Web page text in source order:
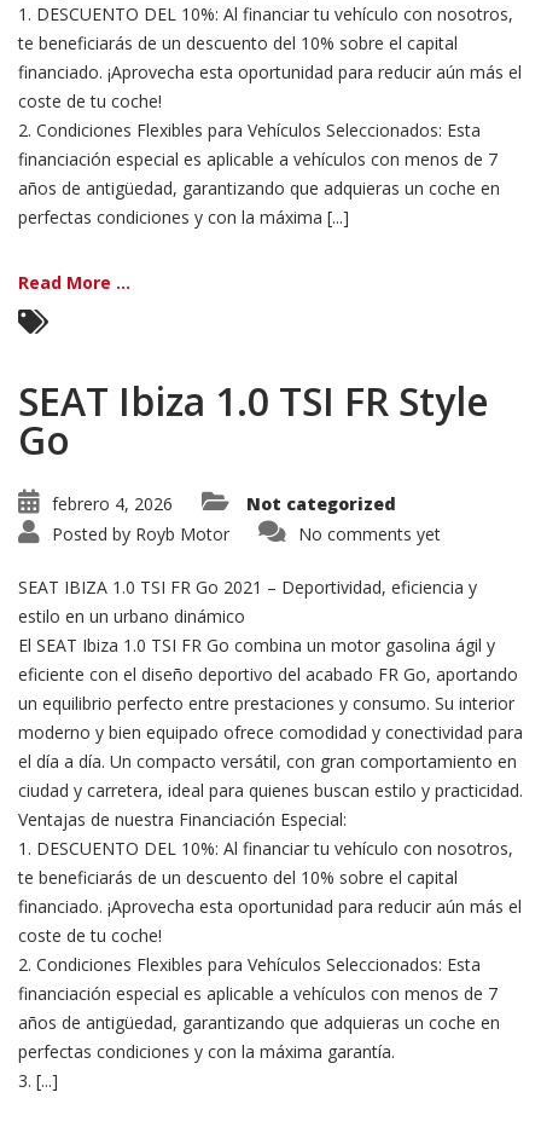
1. DESCUENTO DEL 10%: Al financiar tu vehículo con nosotros,
te beneficiarás de un descuento del 10% sobre el capital
financiado. ¡Aprovecha esta oportunidad para reducir aún más el
coste de tu coche!
2. Condiciones Flexibles para Vehículos Seleccionados: Esta
financiación especial es aplicable a vehículos con menos de 7
años de antigüedad, garantizando que adquieras un coche en
perfectas condiciones y con la máxima [...]
Read More ...
SEAT Ibiza 1.0 TSI FR Style
Go
febrero 4, 2026
Not categorized
Posted by Royb Motor No comments yet
SEAT IBIZA 1.0 TSI FR Go 2021 – Deportividad, eficiencia y
estilo en un urbano dinámico
El SEAT Ibiza 1.0 TSI FR Go combina un motor gasolina ágil y
eficiente con el diseño deportivo del acabado FR Go, aportando
un equilibrio perfecto entre prestaciones y consumo. Su interior
moderno y bien equipado ofrece comodidad y conectividad para
el día a día. Un compacto versátil, con gran comportamiento en
ciudad y carretera, ideal para quienes buscan estilo y practicidad.
Ventajas de nuestra Financiación Especial:
1. DESCUENTO DEL 10%: Al financiar tu vehículo con nosotros,
te beneficiarás de un descuento del 10% sobre el capital
financiado. ¡Aprovecha esta oportunidad para reducir aún más el
coste de tu coche!
2. Condiciones Flexibles para Vehículos Seleccionados: Esta
financiación especial es aplicable a vehículos con menos de 7
años de antigüedad, garantizando que adquieras un coche en
perfectas condiciones y con la máxima garantía.
3. [...]